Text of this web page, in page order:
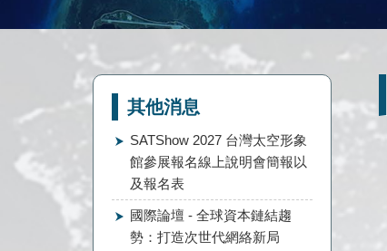
其他消息
SATShow 2027 台灣太空形象
館參展報名線上說明會簡報以
及報名表
國際論壇 - 全球資本鏈結趨
勢：打造次世代網絡新局